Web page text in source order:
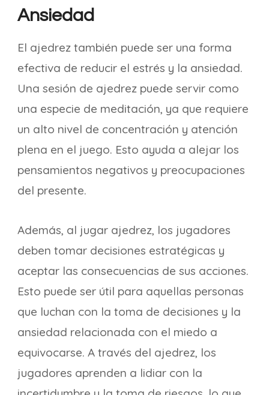
Ansiedad
El ajedrez también puede ser una forma
efectiva de reducir el estrés y la ansiedad.
Una sesión de ajedrez puede servir como
una especie de meditación, ya que requiere
un alto nivel de concentración y atención
plena en el juego. Esto ayuda a alejar los
pensamientos negativos y preocupaciones
del presente.
Además, al jugar ajedrez, los jugadores
deben tomar decisiones estratégicas y
aceptar las consecuencias de sus acciones.
Esto puede ser útil para aquellas personas
que luchan con la toma de decisiones y la
ansiedad relacionada con el miedo a
equivocarse. A través del ajedrez, los
jugadores aprenden a lidiar con la